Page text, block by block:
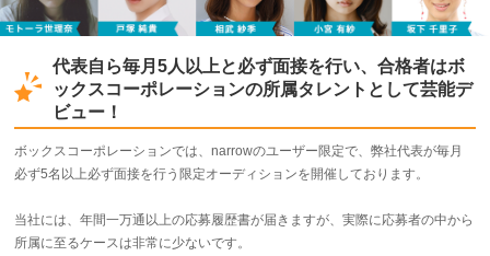
代表自ら毎月5人以上と必ず面接を行い、合格者はボ
ックスコーポレーションの所属タレントとして芸能デ
ビュー！
ボックスコーポレーションでは、narrowのユーザー限定で、弊社代表が毎月
必ず5名以上必ず面接を行う限定オーディションを開催しております。
当社には、年間一万通以上の応募履歴書が届きますが、実際に応募者の中から
所属に至るケースは非常に少ないです。